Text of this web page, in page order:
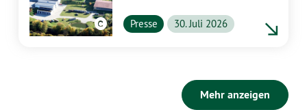
Presse 30. Juli 2026
Mehr anzeigen